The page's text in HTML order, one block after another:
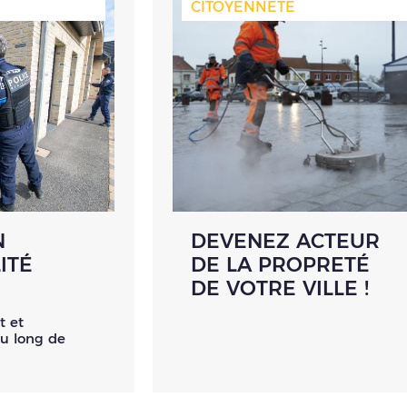
et
long de
CITOYENNETÉ
DEVENEZ ACTEUR
DE LA PROPRETÉ
DE VOTRE VILLE !